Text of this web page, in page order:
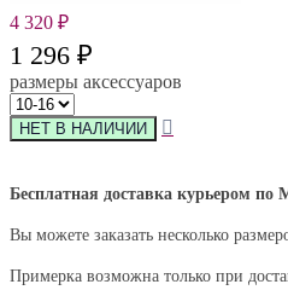
4 320 ₽
1 296 ₽
размеры аксессуаров
Бесплатная доставка курьером по
Вы можете заказать несколько
Примерка возможна только при